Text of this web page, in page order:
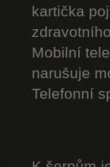
kartička
Mobilní
narušuje
Telefonní